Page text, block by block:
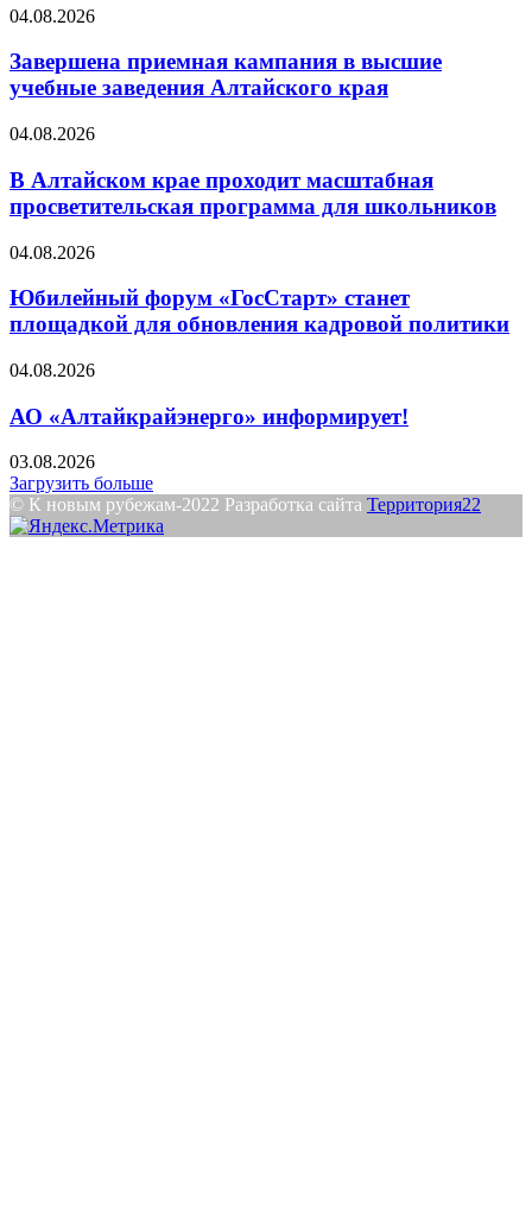
04.08.2026
Завершена приемная кампания в высшие
учебные заведения Алтайского края
04.08.2026
В Алтайском крае проходит масштабная
просветительская программа для школьников
04.08.2026
Юбилейный форум «ГосСтарт» станет
площадкой для обновления кадровой политики
04.08.2026
АО «Алтайкрайэнерго» информирует!
03.08.2026
Загрузить больше
© К новым рубежам-2022 Разработка сайта Территория22